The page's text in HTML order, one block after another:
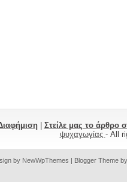
| Στείλε μας το άρθρο
ψυχαγωγίας - All
by NewWpThemes | Blogger Theme